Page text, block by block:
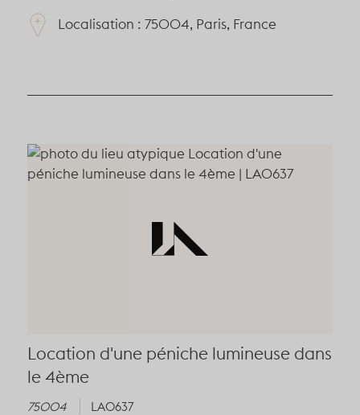
Localisation : 75004, Paris, France
Location d'une péniche lumineuse dans
le 4ème
75004 LA0637